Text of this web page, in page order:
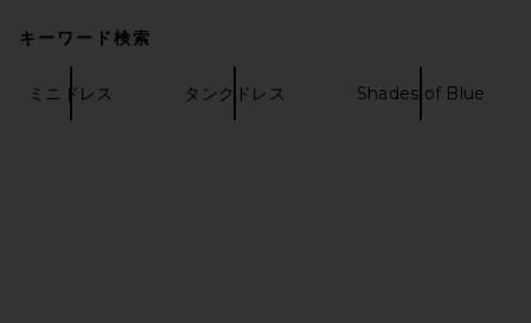
キーワード検索
ミニドレス タンクドレス Shades of Blue